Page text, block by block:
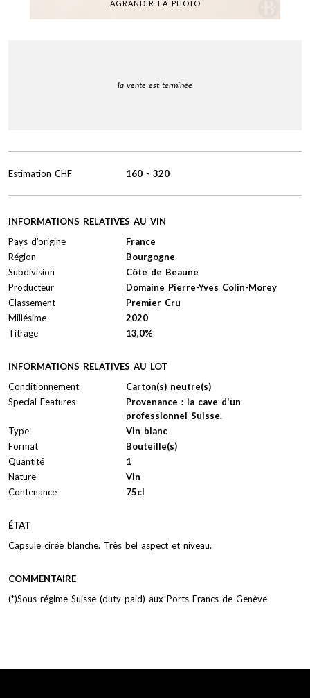
AGRANDIR LA PHOTO
la vente est terminée
INFORMATIONS RELATIVES AU VIN
Pays d'origine
France
Région
Bourgogne
Subdivision
Côte de Beaune
Producteur
Domaine Pierre-Yves Colin-Morey
Classement
Premier Cru
Millésime
2020
Titrage
13,0%
INFORMATIONS RELATIVES AU LOT
Conditionnement
Carton(s) neutre(s)
Special Features
Provenance : la cave d'un
professionnel Suisse.
Type
Vin blanc
Format
Bouteille(s)
Quantité
1
Nature
Vin
Contenance
75cl
Estimation CHF 160 - 320
ÉTAT
Capsule cirée blanche. Très bel aspect et niveau.
COMMENTAIRE
(*)Sous régime Suisse (duty-paid) aux Ports Francs de Genève